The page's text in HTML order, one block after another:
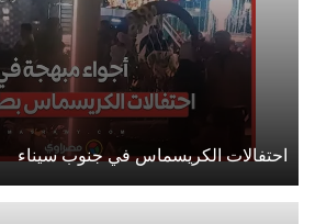
احتفالات الكريسماس في جنوب سيناء